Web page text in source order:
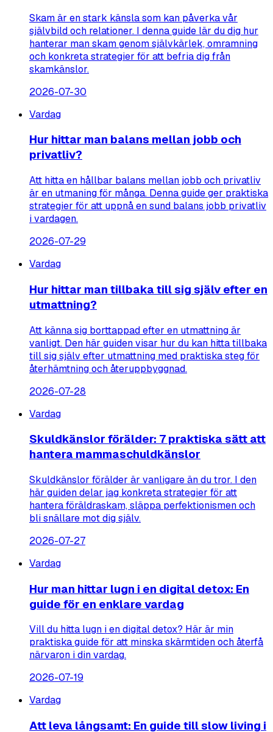
Skam är en stark känsla som kan påverka vår
självbild och relationer. I denna guide lär du dig hur
hanterar man skam genom självkärlek, omramning
och konkreta strategier för att befria dig från
skamkänslor.
2026-07-30
Vardag
Hur hittar man balans mellan jobb och
privatliv?
Att hitta en hållbar balans mellan jobb och privatliv
är en utmaning för många. Denna guide ger praktiska
strategier för att uppnå en sund balans jobb privatliv
i vardagen.
2026-07-29
Vardag
Hur hittar man tillbaka till sig själv efter en
utmattning?
Att känna sig borttappad efter en utmattning är
vanligt. Den här guiden visar hur du kan hitta tillbaka
till sig själv efter utmattning med praktiska steg för
återhämtning och återuppbyggnad.
2026-07-28
Vardag
Skuldkänslor förälder: 7 praktiska sätt att
hantera mammaschuldkänslor
Skuldkänslor förälder är vanligare än du tror. I den
här guiden delar jag konkreta strategier för att
hantera föräldraskam, släppa perfektionismen och
bli snällare mot dig själv.
2026-07-27
Vardag
Hur man hittar lugn i en digital detox: En
guide för en enklare vardag
Vill du hitta lugn i en digital detox? Här är min
praktiska guide för att minska skärmtiden och återfå
närvaron i din vardag.
2026-07-19
Vardag
Att leva långsamt: En guide till slow living i